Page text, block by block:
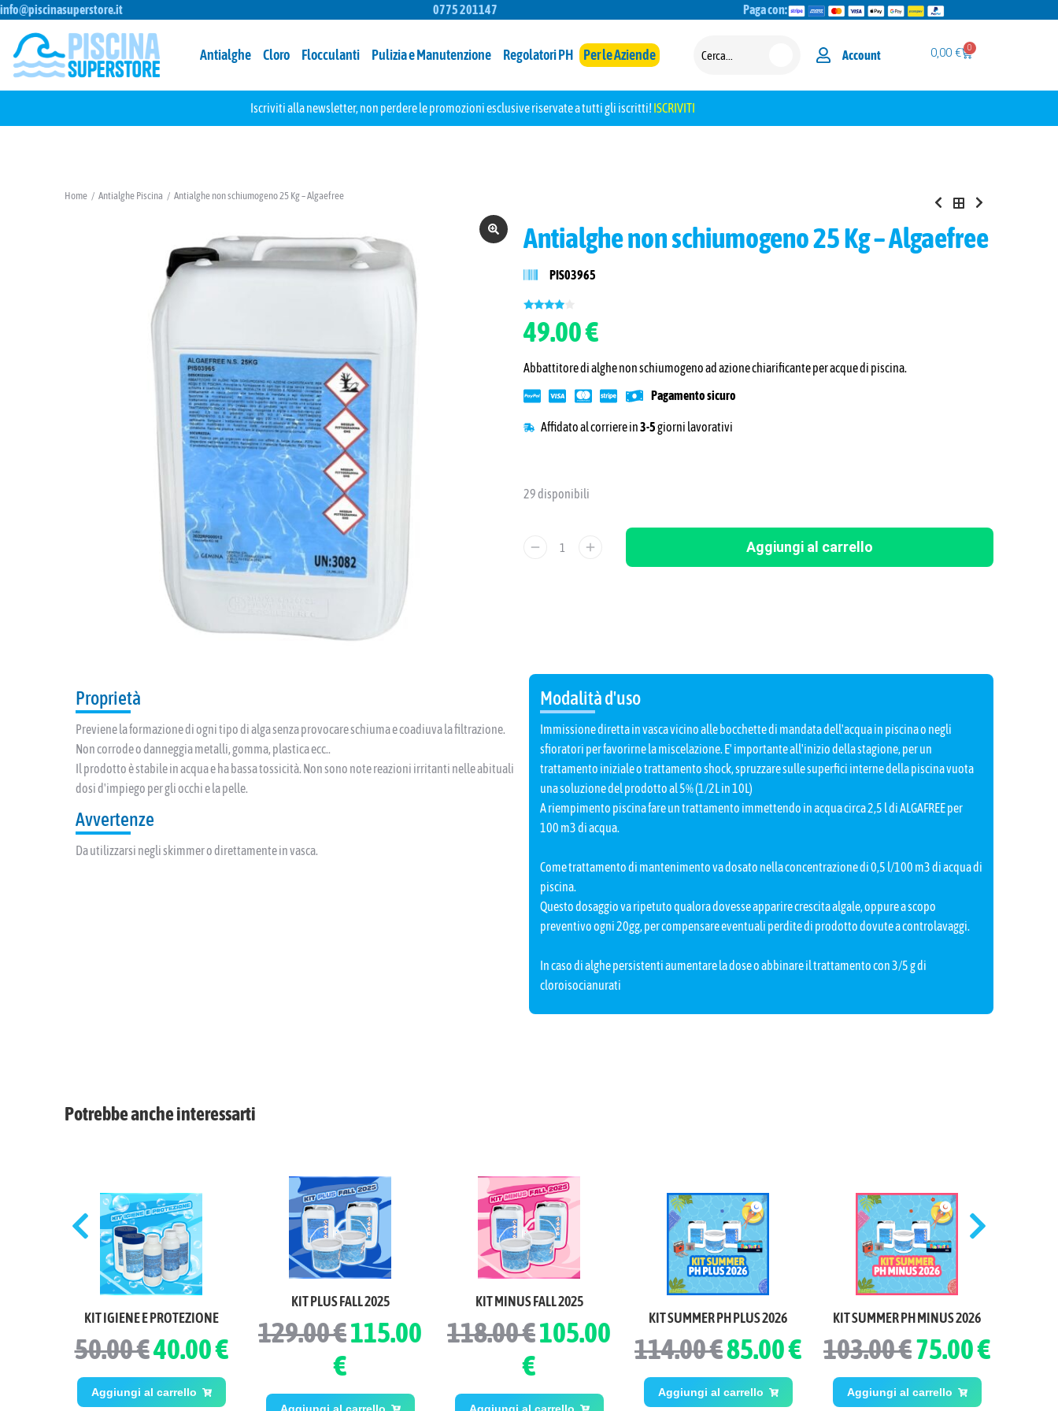
info@piscinasuperstore.it 0775 201147 Paga con:
Antialghe Cloro Flocculanti Pulizia e Manutenzione Regolatori PH Per le Aziende Account 0,00 € 0
Iscriviti alla newsletter, non perdere le promozioni esclusive riservate a tutti gli iscritti! ISCRIVITI
Tu sei qui:
Home Antialghe Piscina Antialghe non schiumogeno 25 Kg – Algaefree
Antialghe non schiumogeno 25 Kg – Algaefree
PIS03965
49.00 €
Abbattitore di alghe non schiumogeno ad azione chiarificante per acque di piscina.
Pagamento sicuro
Affidato al corriere in3-5giorni lavorativi
29 disponibili
Aggiungi al carrello
Proprietà
Previene la formazione di ogni tipo di alga senza provocare schiuma e coadiuva la filtrazione.
Non corrode o danneggia metalli, gomma, plastica ecc..
Il prodotto è stabile in acqua e ha bassa tossicità. Non sono note reazioni irritanti nelle abituali
dosi d'impiego per gli occhi e la pelle.
Avvertenze
Da utilizzarsi negli skimmer o direttamente in vasca.
Modalità d'uso
Immissione diretta in vasca vicino alle bocchette di mandata dell'acqua in piscina o negli
sfioratori per favorirne la miscelazione. E' importante all'inizio della stagione, per un
trattamento iniziale o trattamento shock, spruzzare sulle superfici interne della piscina vuota
una soluzione del prodotto al 5% (1/2L in 10L)
A riempimento piscina fare un trattamento immettendo in acqua circa 2,5 l di ALGAFREE per
100 m3 di acqua.
Come trattamento di mantenimento va dosato nella concentrazione di 0,5 l/100 m3 di acqua di
piscina.
Questo dosaggio va ripetuto qualora dovesse apparire crescita algale, oppure a scopo
preventivo ogni 20gg, per compensare eventuali perdite di prodotto dovute a controlavaggi.
In caso di alghe persistenti aumentare la dose o abbinare il trattamento con 3/5 g di
cloroisocianurati
Potrebbe anche interessarti
KIT IGIENE E PROTEZIONE
50.00 €40.00 €
Aggiungi al carrello
KIT PLUS FALL 2025
129.00 €115.00
€
KIT MINUS FALL 2025
118.00 €105.00
€
KIT SUMMER PH PLUS 2026
114.00 €85.00 €
Aggiungi al carrello
KIT SUMMER PH MINUS 2026
103.00 €75.00 €
Aggiungi al carrello